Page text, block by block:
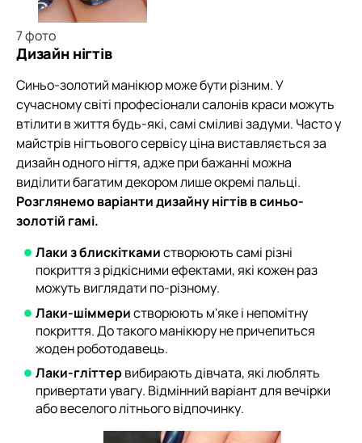
7фото
Дизайн нігтів
Синьо-золотий манікюр може бути різним. У
сучасному світі професіонали салонів краси можуть
втілити в життя будь-які, самі сміливі задуми. Часто у
майстрів нігтьового сервісу ціна виставляється за
дизайн одного нігтя, адже при бажанні можна
виділити багатим декором лише окремі пальці.
Розглянемо варіанти дизайну нігтів в синьо-
золотій гамі.
Лаки з блискіткамистворюють самі різні
покриття з рідкісними ефектами, які кожен раз
можуть виглядати по-різному.
Лаки-шіммеристворюють м'яке і непомітну
покриття. До такого манікюру не причепиться
жоден роботодавець.
Лаки-гліттервибирають дівчата, які люблять
привертати увагу. Відмінний варіант для вечірки
або веселого літнього відпочинку.